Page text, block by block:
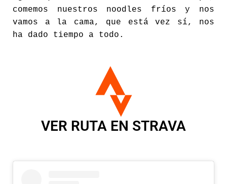
comemos nuestros noodles fríos y nos
vamos a la cama, que está vez sí, nos
ha dado tiempo a todo.
VER RUTA EN STRAVA